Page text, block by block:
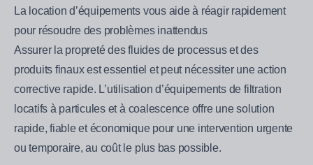
La location d’équipements vous aide à réagir rapidement
pour résoudre des problèmes inattendus
Assurer la propreté des fluides de processus et des
produits finaux est essentiel et peut nécessiter une action
corrective rapide. L’utilisation d’équipements de filtration
locatifs à particules et à coalescence offre une solution
rapide, fiable et économique pour une intervention urgente
ou temporaire, au coût le plus bas possible.